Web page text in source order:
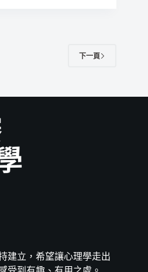
下一頁
建立，希望讓心理學走出